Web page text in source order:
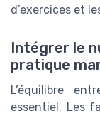
d’exercices et
Intégrer le
pratique
L’équilibre
essentiel. Les